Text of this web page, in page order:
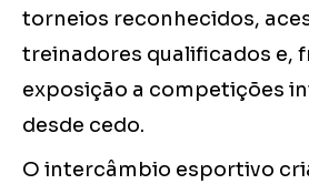
torneios reconhecidos,
treinadores qualificados e,
exposição a competições
desde cedo.
O intercâmbio esportivo